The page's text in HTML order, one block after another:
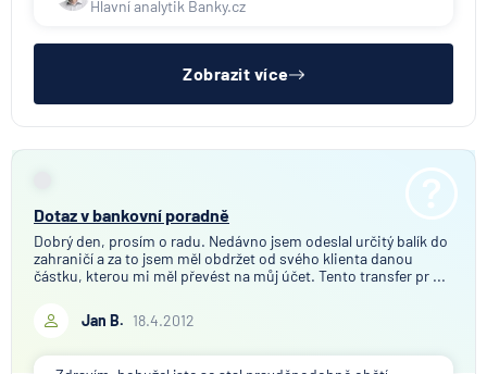
Hlavní analytik Banky.cz
Zobrazit více
Dotaz v bankovní poradně
Dobrý den, prosím o radu. Nedávno jsem odeslal určitý balík do
zahraničí a za to jsem měl obdržet od svého klienta danou
částku, kterou mi měl převést na můj účet. Tento transfer pr ...
Jan B. 18.4.2012